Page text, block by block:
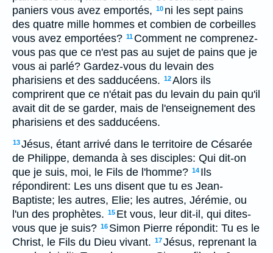
paniers vous avez emportés, 10 ni les sept pains
des quatre mille hommes et combien de corbeilles
vous avez emportées? 11 Comment ne comprenez-
vous pas que ce n'est pas au sujet de pains que je
vous ai parlé? Gardez-vous du levain des
pharisiens et des sadducéens. 12Alors ils
comprirent que ce n'était pas du levain du pain qu'il
avait dit de se garder, mais de l'enseignement des
pharisiens et des sadducéens.
13Jésus, étant arrivé dans le territoire de Césarée
de Philippe, demanda à ses disciples: Qui dit-on
que je suis, moi, le Fils de l'homme? 14 Ils
répondirent: Les uns disent que tu es Jean-
Baptiste; les autres, Elie; les autres, Jérémie, ou
l'un des prophètes. 15 Et vous, leur dit-il, qui dites-
vous que je suis? 16 Simon Pierre répondit: Tu es le
Christ, le Fils du Dieu vivant. 17Jésus, reprenant la